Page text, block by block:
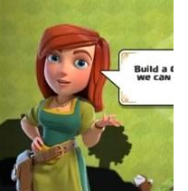
29％(29%為統計結果，
一般用家稍弱（如果電
應為25％）要記住麻將
是很自然的事，如果一款
話，如果那遊戲不是二人
問題，如果玩家是追求
館未必適合你。